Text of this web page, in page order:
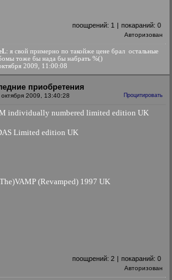
поощрений: 1 | покараний: 0
Авторизован
: я свой примерно по такойже цене брал остальные
тоже бы нада бы набрать %()
2009, 11:00:08
приобретения
2009, 13:40:28 Процитировать
individually numbered limited edition UK
Limited edition UK
(Revamped) 1997 UK
поощрений: 2 | покараний: 0
Авторизован